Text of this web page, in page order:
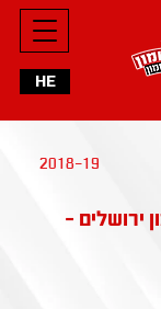
HE
2018-19
ירושלים -